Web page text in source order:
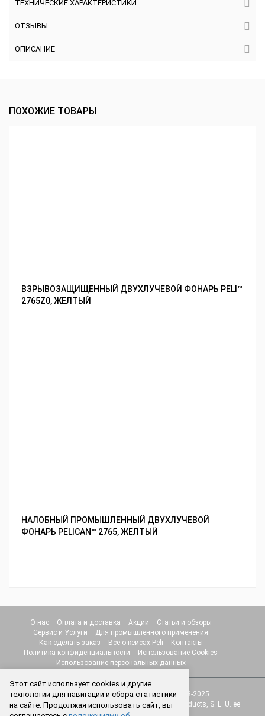
ТЕХНИЧЕСКИЕ ХАРАКТЕРИСТИКИ
ОТЗЫВЫ
ОПИСАНИЕ
ПОХОЖИЕ ТОВАРЫ
ВЗРЫВОЗАЩИЩЕННЫЙ ДВУХЛУЧЕВОЙ ФОНАРЬ PELI™
2765Z0, ЖЕЛТЫЙ
НАЛОБНЫЙ ПРОМЫШЛЕННЫЙ ДВУХЛУЧЕВОЙ
ФОНАРЬ PELICAN™ 2765, ЖЕЛТЫЙ
О нас Оплата и доставка Акции
Статьи и обзоры
Сервис и Услуги
Для промышленного применения
Как сделать заказ
Все о кейсах Peli
Контакты
Политика конфиденциальности
Использование Cookies
Использование персональных данных
© Интернет-магазин "Protect.Studio" 2018-2025
Товарные знаки принадлежат компании Peli Products, S. L. U. ее
основным, дочерним компаниям.
Этот сайт использует cookies и другие
технологии для навигации и сбора статистики
на сайте. Продолжая использовать сайт, вы